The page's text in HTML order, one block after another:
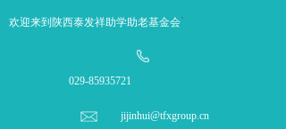
欢迎来到陕西泰发祥助学助老基金会`
029-85935721
jijinhui@tfxgroup.cn